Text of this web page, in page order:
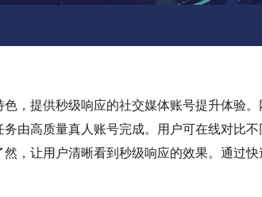
，提供秒级响应的社交媒体账号提升体验
由高质量真人账号完成。用户可在线对比
，让用户清晰看到秒级响应的效果。通过